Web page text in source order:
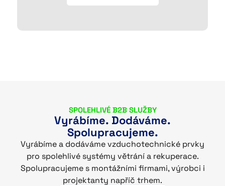
SPOLEHLIVÉ B2B SLUŽBY
Vyrábíme. Dodáváme.
Spolupracujeme.
Vyrábíme a dodáváme vzduchotechnické prvky
pro spolehlivé systémy větrání a rekuperace.
Spolupracujeme s montážními firmami, výrobci i
projektanty napříč trhem.